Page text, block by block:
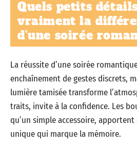
Quels petits
vraiment la
d’une soirée
La réussite d’une soirée
enchaînement de gestes discrets,
lumière tamisée transforme
traits, invite à la confidence. Les
qu’un simple accessoire,
unique qui marque la mémoire.